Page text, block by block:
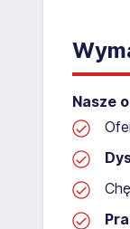
Nasze